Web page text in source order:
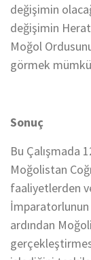
değişimin
değişimin
Moğol
görmek
Sonuç
Bu Çalışmada
Moğolistan
faaliyetlerden
İmparatorlunun
ardından